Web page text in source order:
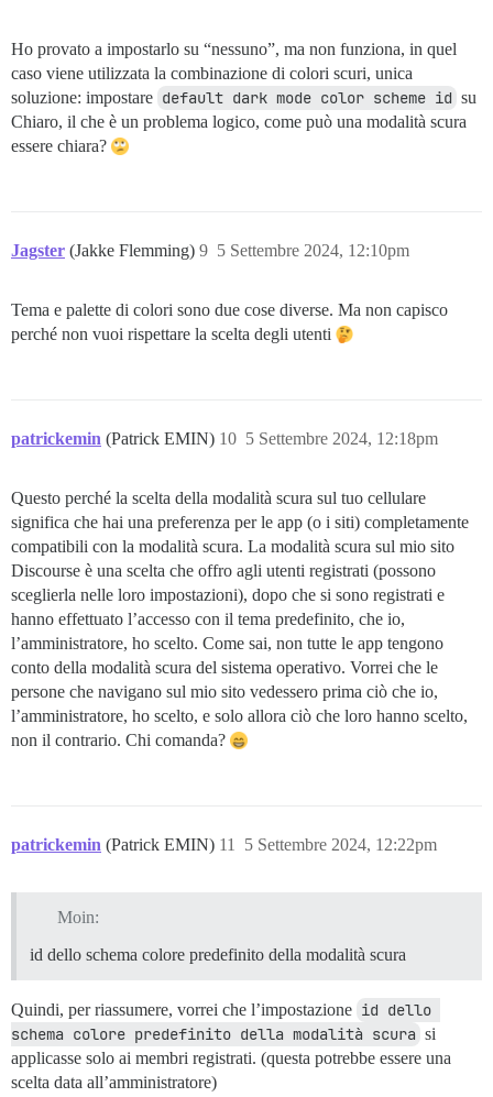
Ho provato a impostarlo su “nessuno”, ma non funziona, in quel
caso viene utilizzata la combinazione di colori scuri, unica
soluzione: impostare default dark mode color scheme id su
Chiaro, il che è un problema logico, come può una modalità scura
essere chiara?
Jagster (Jakke Flemming) 5 Settembre 2024, 12:10pm
9
Tema e palette di colori sono due cose diverse. Ma non capisco
perché non vuoi rispettare la scelta degli utenti
patrickemin (Patrick EMIN) 5 Settembre 2024, 12:18pm
10
Questo perché la scelta della modalità scura sul tuo cellulare
significa che hai una preferenza per le app (o i siti) completamente
compatibili con la modalità scura. La modalità scura sul mio sito
Discourse è una scelta che offro agli utenti registrati (possono
sceglierla nelle loro impostazioni), dopo che si sono registrati e
hanno effettuato l’accesso con il tema predefinito, che io,
l’amministratore, ho scelto. Come sai, non tutte le app tengono
conto della modalità scura del sistema operativo. Vorrei che le
persone che navigano sul mio sito vedessero prima ciò che io,
l’amministratore, ho scelto, e solo allora ciò che loro hanno scelto,
non il contrario. Chi comanda?
patrickemin (Patrick EMIN) 5 Settembre 2024, 12:22pm
11
Moin:
id dello schema colore predefinito della modalità scura
Quindi, per riassumere, vorrei che l’impostazione id dello
schema colore predefinito della modalità scura si
applicasse solo ai membri registrati. (questa potrebbe essere una
scelta data all’amministratore)